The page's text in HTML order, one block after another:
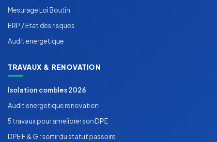
Mesurage Loi Boutin
ERP / Etat des risques
Audit energetique
TRAVAUX & RENOVATION
Isolation combles 2026
Audit energetique renovation
5 travaux pour ameliorer son DPE
DPE F & G : sortir du statut passoire